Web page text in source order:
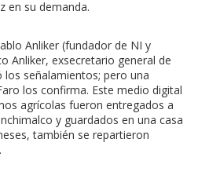
en su demanda.
Anliker (fundador de NI y
Anliker, exsecretario general de
señalamientos; pero una
los confirma. Este medio digital
agrícolas fueron entregados a
y guardados en una casa
también se repartieron